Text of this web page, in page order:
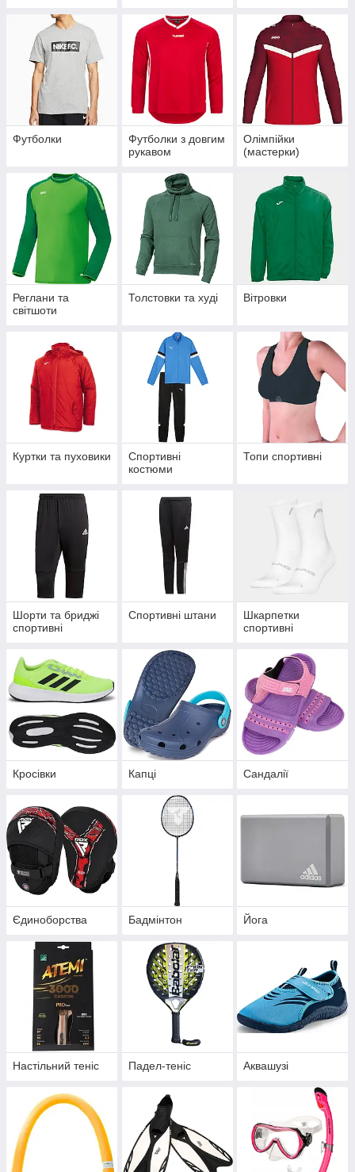
Футболки
Футболки з довгим
рукавом
Олімпійки
(мастерки)
Реглани та
світшоти
Толстовки та худі Вітровки
Куртки та пуховики
Спортивні
костюми
Топи спортивні
Шорти та бриджі
спортивні
Спортивні штани
Шкарпетки
спортивні
Кросівки Капці Сандалії
Єдиноборства Бадмінтон Йога
Настільний теніс Падел-теніс Аквашузі